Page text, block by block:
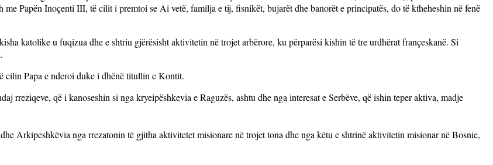
Papën Inoçenti III, të cilit i premtoi se Ai vetë, familja e tij, fisnikët, bujarët dhe banorët e principatës, do të ktheheshin në fenë
katolike u fuqizua dhe e shtriu gjërësisht aktivitetin në trojet arbërore, ku përparësi kishin të tre urdhërat françeskanë. Si
Papa e nderoi duke i dhënë titullin e Kontit.
që i kanoseshin si nga kryeipëshkevia e Raguzës, ashtu dhe nga interesat e Serbëve, që ishin teper aktiva, madje
Arkipeshkëvia nga rrezatonin të gjitha aktivitetet misionare në trojet tona dhe nga këtu e shtrinë aktivitetin misionar në Bosnie,